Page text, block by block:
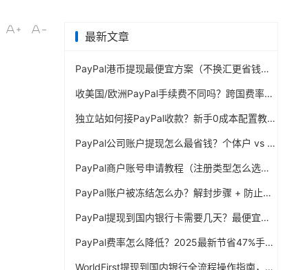
最新文章
PayPal港币提现最便宜方案（不换汇更省钱）
收美国/欧洲PayPal手续费不同吗？跨国费率表曝光
独立站如何接PayPal收款？新手0成本配置教程
PayPal公司账户提现怎么最省钱？个体户 vs 公司对比
PayPal商户账号申请教程（注册类型怎么选？避坑指南）
PayPal账户被冻结怎么办？解封步骤 + 防止再次限制指南
PayPal提现到国内银行卡需要几天？最便宜的方法公布
PayPal费率怎么降低？2025最新节省47%手续费方案
WorldFirst提现到国内银行全流程操作指南，卖家必读完整攻略